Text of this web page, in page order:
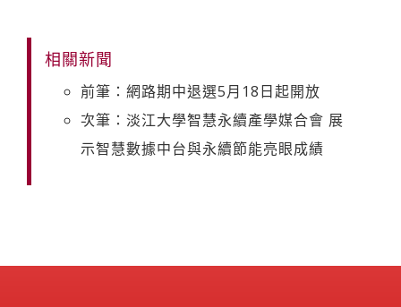
相關新聞
前筆：網路期中退選5月18日起開放
次筆：淡江大學智慧永續產學媒合會 展
示智慧數據中台與永續節能亮眼成績